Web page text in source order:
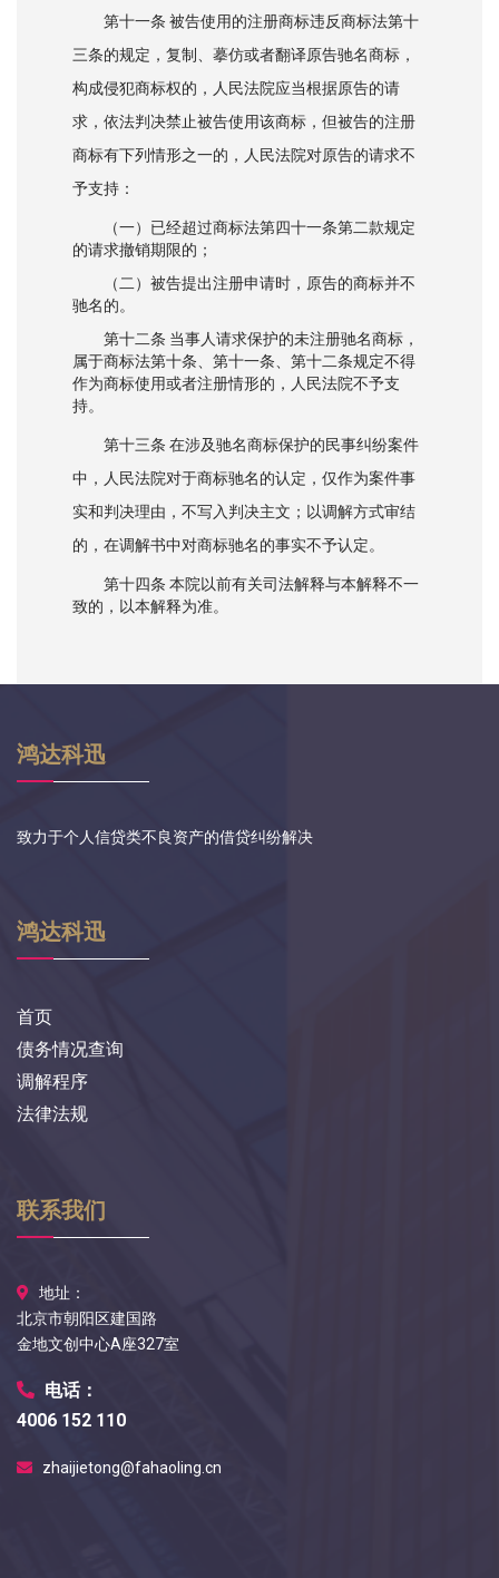
第十一条 被告使用的注册商标违反商标法第十
三条的规定，复制、摹仿或者翻译原告驰名商标，
构成侵犯商标权的，人民法院应当根据原告的请
求，依法判决禁止被告使用该商标，但被告的注册
商标有下列情形之一的，人民法院对原告的请求不
予支持：
（一）已经超过商标法第四十一条第二款规定
的请求撤销期限的；
（二）被告提出注册申请时，原告的商标并不
驰名的。
第十二条 当事人请求保护的未注册驰名商标，
属于商标法第十条、第十一条、第十二条规定不得
作为商标使用或者注册情形的，人民法院不予支
持。
第十三条 在涉及驰名商标保护的民事纠纷案件
中，人民法院对于商标驰名的认定，仅作为案件事
实和判决理由，不写入判决主文；以调解方式审结
的，在调解书中对商标驰名的事实不予认定。
第十四条 本院以前有关司法解释与本解释不一
致的，以本解释为准。
鸿达科迅
致力于个人信贷类不良资产的借贷纠纷解决
鸿达科迅
首页
债务情况查询
调解程序
法律法规
联系我们
地址：
北京市朝阳区建国路
金地文创中心A座327室
电话：
4006 152 110
zhaijietong@fahaoling.cn